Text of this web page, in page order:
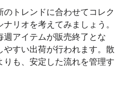
トレンドに合わせてコレク
リオを考えてみましょう。
アイテムが販売終了とな
やすい出荷が行われます。散
も、安定した流れを管理す